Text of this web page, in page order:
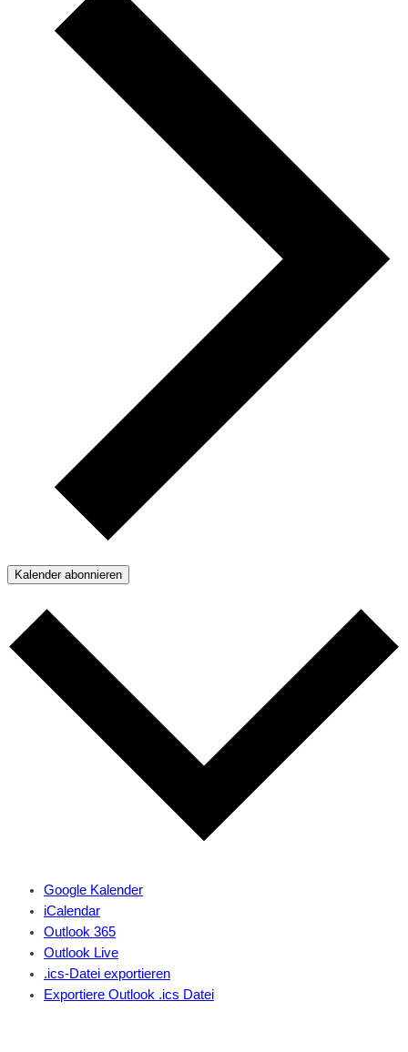
Kalender abonnieren
Google Kalender
iCalendar
Outlook 365
Outlook Live
.ics-Datei exportieren
Exportiere Outlook .ics Datei